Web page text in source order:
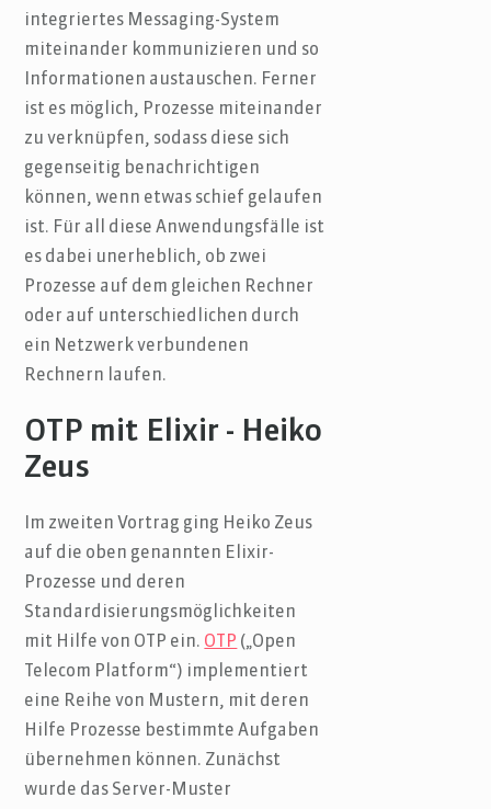
integriertes Messaging-System
miteinander kommunizieren und so
Informationen austauschen. Ferner
ist es möglich, Prozesse miteinander
zu verknüpfen, sodass diese sich
gegenseitig benachrichtigen
können, wenn etwas schief gelaufen
ist. Für all diese Anwendungsfälle ist
es dabei unerheblich, ob zwei
Prozesse auf dem gleichen Rechner
oder auf unterschiedlichen durch
ein Netzwerk verbundenen
Rechnern laufen.
OTP mit Elixir - Heiko
Zeus
Im zweiten Vortrag ging Heiko Zeus
auf die oben genannten Elixir-
Prozesse und deren
Standardisierungsmöglichkeiten
mit Hilfe von OTP ein. OTP („Open
Telecom Platform“) implementiert
eine Reihe von Mustern, mit deren
Hilfe Prozesse bestimmte Aufgaben
übernehmen können. Zunächst
wurde das Server-Muster